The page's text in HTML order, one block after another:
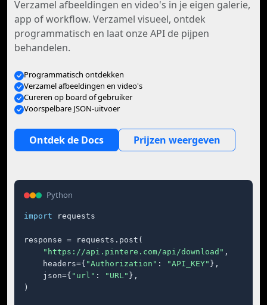
Verzamel afbeeldingen en video's in je eigen galerie,
app of workflow. Verzamel visueel, ontdek
programmatisch en laat onze API de pijpen
behandelen.
Programmatisch ontdekken
Verzamel afbeeldingen en video's
Cureren op board of gebruiker
Voorspelbare JSON-uitvoer
Ontdek de Docs Prijzen weergeven
Python
import requests
response = requests.post(
"https://api.pintere.com/api/download" ,
    headers={
"Authorization" : "API_KEY" },
    json={
"url" : "URL" },
)